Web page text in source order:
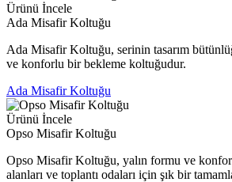
Ürünü İncele
Ada Misafir Koltuğu
Ada Misafir Koltuğu, serinin tasarım
ve konforlu bir bekleme koltuğudur.
Ada Misafir Koltuğu
Ürünü İncele
Opso Misafir Koltuğu
Opso Misafir Koltuğu, yalın formu ve
alanları ve toplantı odaları için şık bir